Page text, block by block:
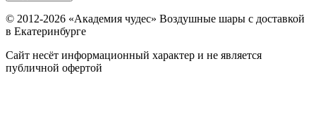
© 2012-2026 «Академия чудес» Воздушные шары с доставкой
в Екатеринбурге
Сайт несёт информационный характер и не является
публичной офертой